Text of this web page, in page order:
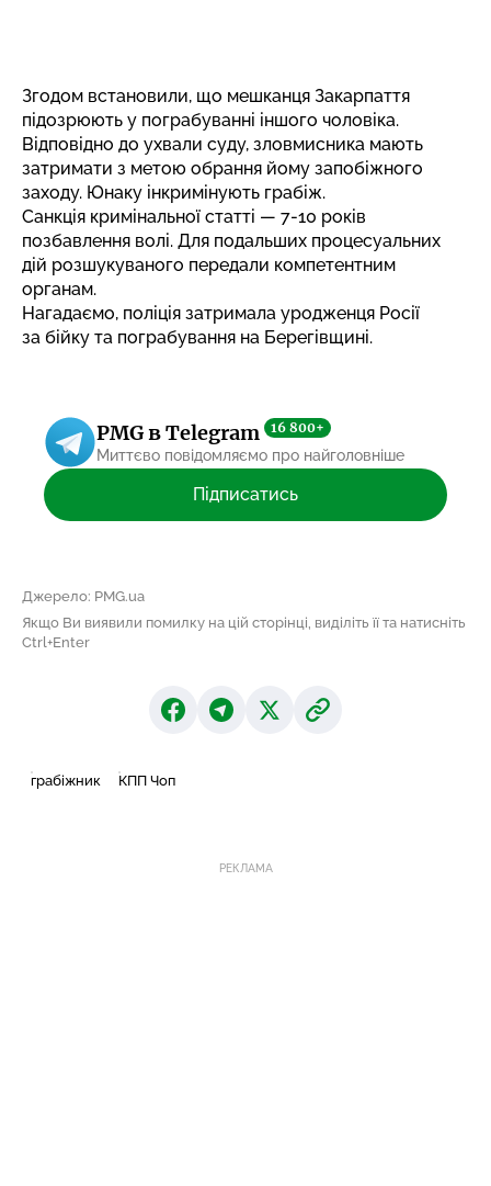
Згодом встановили, що мешканця Закарпаття
підозрюють у пограбуванні іншого чоловіка.
Відповідно до ухвали суду, зловмисника мають
затримати з метою обрання йому запобіжного
заходу. Юнаку інкримінують грабіж.
Санкція кримінальної статті — 7-10 років
позбавлення волі. Для подальших процесуальних
дій розшукуваного передали компетентним
органам.
Нагадаємо, поліція затримала уродженця Росії
за бійку та пограбування на Берегівщині.
PMG в Telegram 16 800+
Миттєво повідомляємо про найголовніше
Підписатись
Джерело: PMG.ua
Якщо Ви виявили помилку на цій сторінці, виділіть її та натисніть
Ctrl+Enter
грабіжник КПП Чоп
РЕКЛАМА